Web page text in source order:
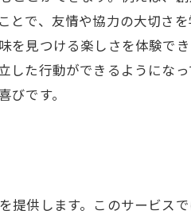
で、友情や協力の大切さ
見つける楽しさを体験で
た行動ができるようにな
です。
供します。このサービス